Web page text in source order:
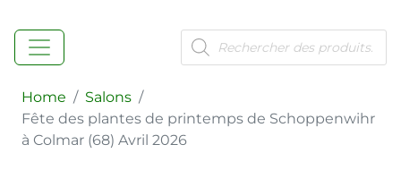
Recherche
de
produits
Home / Salons /
Fête des plantes de printemps de Schoppenwihr
à Colmar (68) Avril 2026